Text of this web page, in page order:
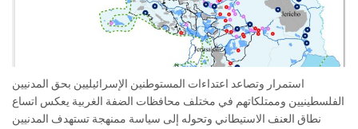
استمرار وتصاعد اعتداءات المستوطنين الإسرائيليين بحق المدنيين
الفلسطينيين وممتلكاتهم في مختلف محافظات الضفة الغربية يعكس اتساع
نطاق العنف الاستيطاني وتحوله إلى سياسة ممنهجة تستهدف المدنيين